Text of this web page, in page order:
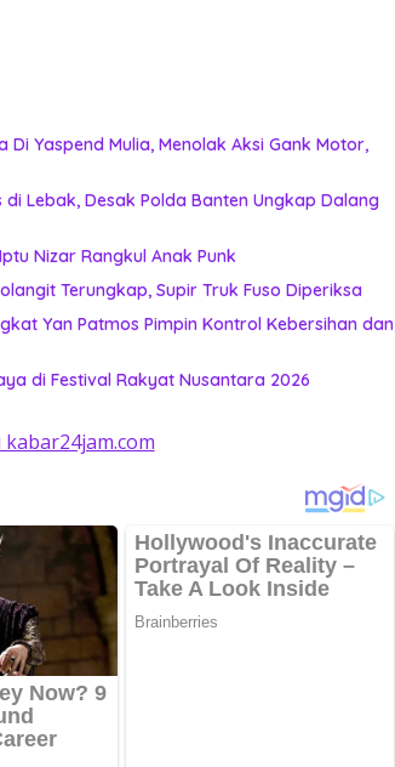
Yaspend Mulia, Menolak Aksi Gank Motor,
di Lebak, Desak Polda Banten Ungkap Dalang
Nizar Rangkul Anak Punk
Terungkap, Supir Truk Fuso Diperiksa
Yan Patmos Pimpin Kontrol Kebersihan dan
di Festival Rakyat Nusantara 2026